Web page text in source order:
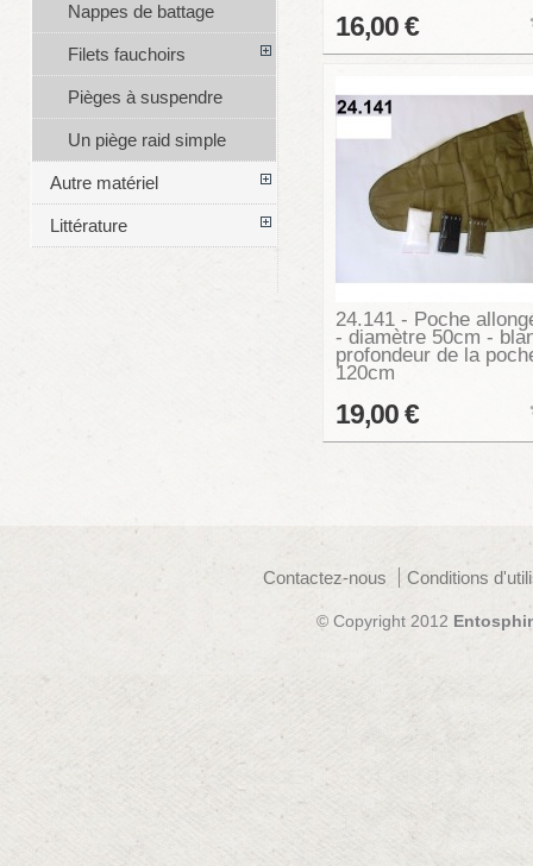
16,00 €
24.141 - Poche
- diamètre 50cm -
profondeur de la
120cm
19,00 €
Nappes de battage
Filets fauchoirs
Pièges à suspendre
Un piège raid simple
Autre matériel
Littérature
Contactez-nous Conditions
© Copyright 2012